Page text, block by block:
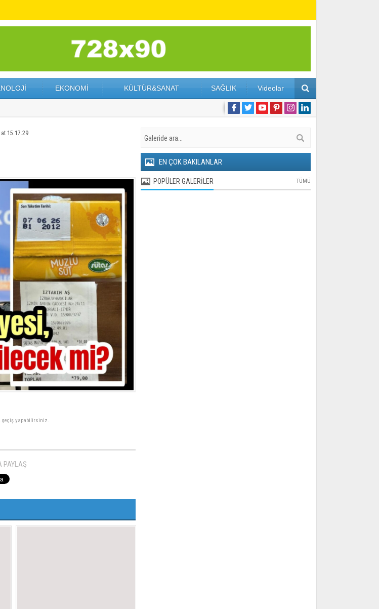
EKONOMİ KÜLTÜR&SANAT SAĞLIK Videolar
15.17.29
geçiş yapabilirsiniz.
PAYLAŞ
EN ÇOK BAKILANLAR
POPÜLER GALERİLER TÜMÜ